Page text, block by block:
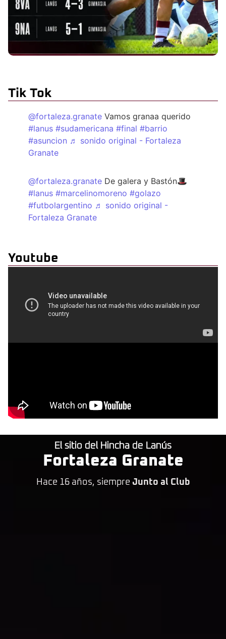
Tik Tok
@fortaleza.granate Vamos granaa querido
#lanus #sudamericana #final #barrio
#asuncion ♬ sonido original - Fortaleza
Granate
@fortaleza.granate De galera y Bastón🎩
#lanus #marcelinomoreno #golazo
#futbolargentino ♬ sonido original -
Fortaleza Granate
Youtube
El sitio del Hincha de Lanús
Fortaleza Granate
Hace 16 años, siempre Junto al Club